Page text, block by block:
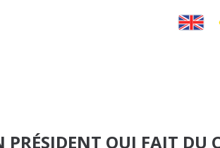
PRÉSIDENT QUI FAIT DU